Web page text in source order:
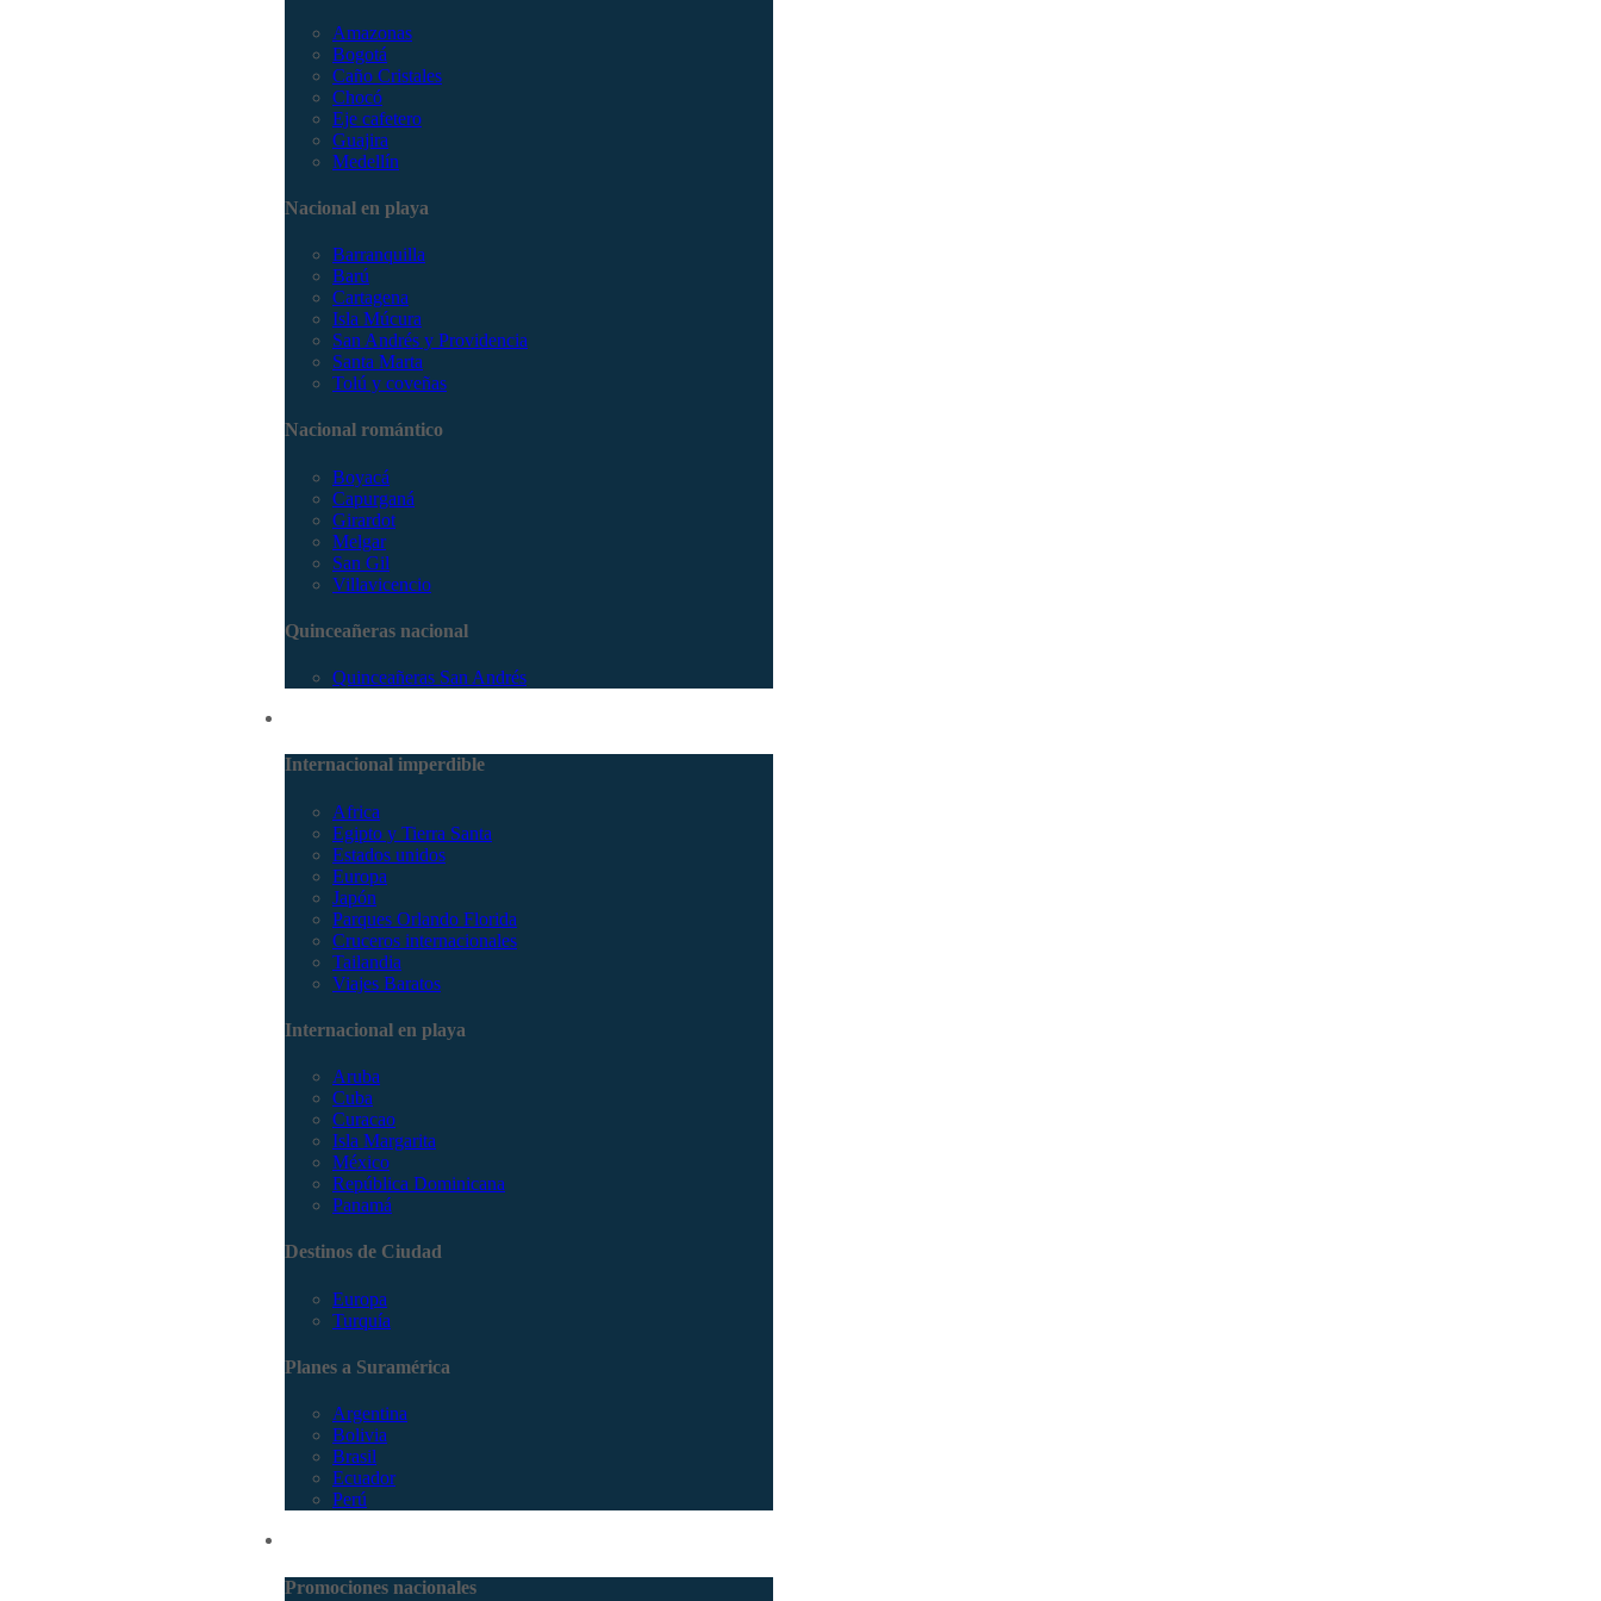
Amazonas
Bogotá
Caño Cristales
Chocó
Eje cafetero
Guajira
Medellín
Nacional en playa
Barranquilla
Barú
Cartagena
Isla Múcura
San Andrés y Providencia
Santa Marta
Tolú y coveñas
Nacional romántico
Boyacá
Capurganá
Girardot
Melgar
San Gil
Villavicencio
Quinceañeras nacional
Quinceañeras San Andrés
Internacional imperdible
Africa
Egipto y Tierra Santa
Estados unidos
Europa
Japón
Parques Orlando Florida
Cruceros internacionales
Tailandia
Viajes Baratos
Internacional en playa
Aruba
Cuba
Curacao
Isla Margarita
México
República Dominicana
Panamá
Destinos de Ciudad
Europa
Turquía
Planes a Suramérica
Argentina
Bolivia
Brasil
Ecuador
Perú
Promociones nacionales